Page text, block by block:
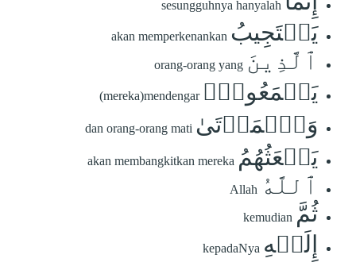
sesungguhnya hanyalah
يَسۡتَجِيبُ akan memperkenankan
ٱلَّذِينَ orang-orang yang
يَسۡمَعُونَۘ (mereka)mendengar
وَٱلۡمَوۡتَىٰ dan orang-orang mati
يَبۡعَثُهُمُ akan membangkitkan mereka
ٱللَّهُ Allah
ثُمَّ kemudian
إِلَيۡهِ kepadaNya